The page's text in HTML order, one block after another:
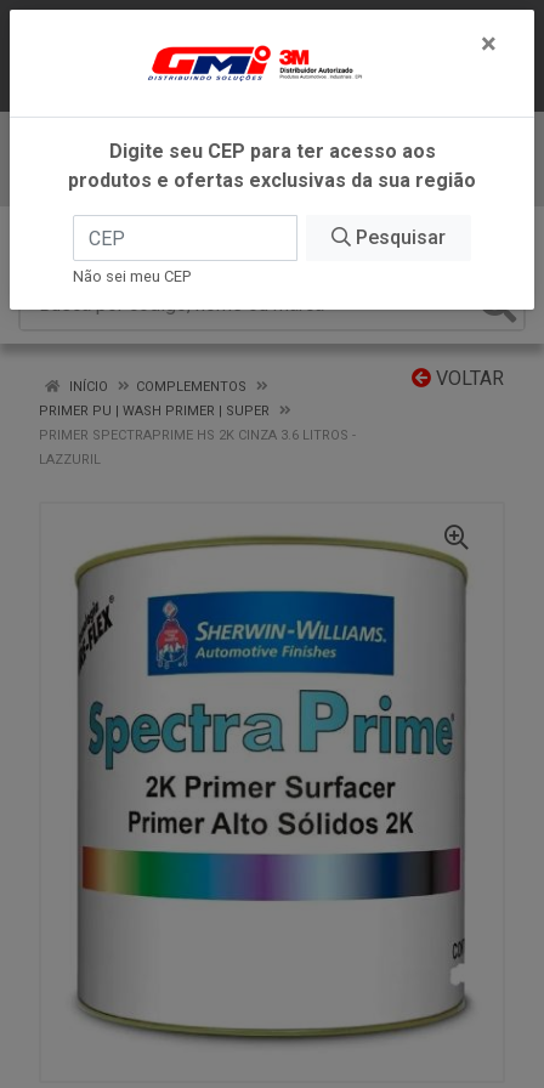
ATENDIMENTO DENTRO DO ESTADO DE
MINAS GERAIS.
Baixe já nosso APP
VOLTAR
INÍCIO
COMPLEMENTOS
PRIMER PU | WASH PRIMER | SUPER
PRIMER SPECTRAPRIME HS 2K CINZA 3.6 LITROS -
LAZZURIL
×
Digite seu CEP para ter acesso aos
produtos e ofertas exclusivas da sua região
Pesquisar
Não sei meu CEP